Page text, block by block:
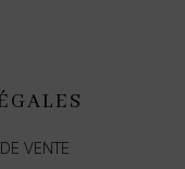
VENTE